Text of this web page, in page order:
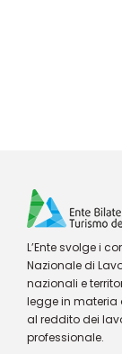
L’Ente svolge i
Nazionale di
nazionali e
legge in materia
al reddito dei
professionale.